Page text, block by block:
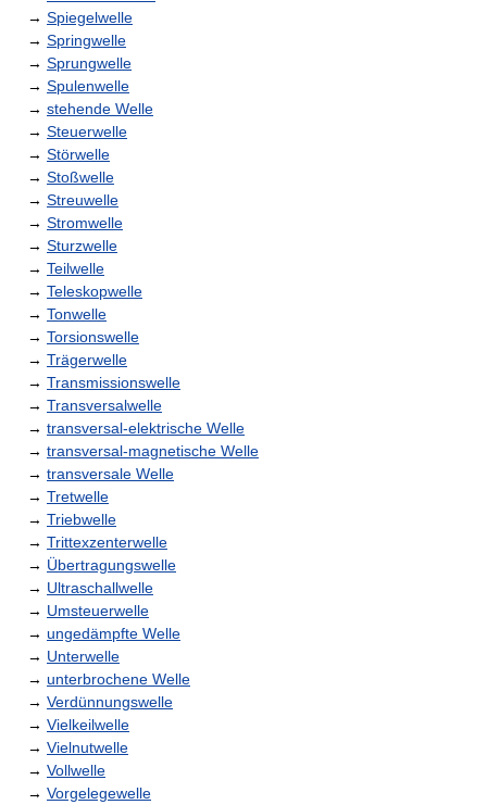
→ Spiegelwelle
→ Springwelle
→ Sprungwelle
→ Spulenwelle
→ stehende Welle
→ Steuerwelle
→ Störwelle
→ Stoßwelle
→ Streuwelle
→ Stromwelle
→ Sturzwelle
→ Teilwelle
→ Teleskopwelle
→ Tonwelle
→ Torsionswelle
→ Trägerwelle
→ Transmissionswelle
→ Transversalwelle
→ transversal-elektrische Welle
→ transversal-magnetische Welle
→ transversale Welle
→ Tretwelle
→ Triebwelle
→ Trittexzenterwelle
→ Übertragungswelle
→ Ultraschallwelle
→ Umsteuerwelle
→ ungedämpfte Welle
→ Unterwelle
→ unterbrochene Welle
→ Verdünnungswelle
→ Vielkeilwelle
→ Vielnutwelle
→ Vollwelle
→ Vorgelegewelle